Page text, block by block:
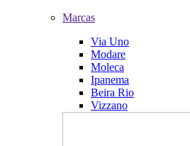
Marcas
Via Uno
Modare
Moleca
Ipanema
Beira Rio
Vizzano